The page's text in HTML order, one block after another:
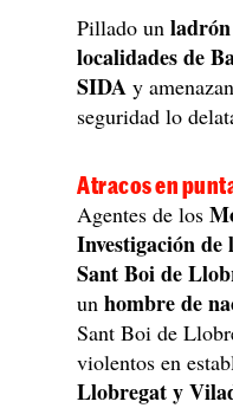
Pillado un
localidades de
SIDA y
seguridad lo
Atracos en
Agentes de los
Investigación de
Sant Boi de
unhombre de
Sant Boi de
violentos en
Llobregat y